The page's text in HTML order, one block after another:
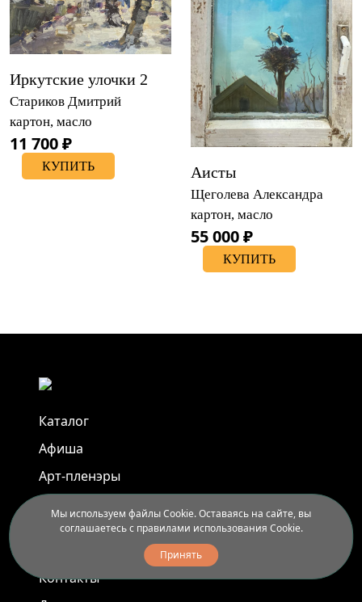
Иркутские улочки 2
Стариков Дмитрий
картон, масло
11 700 ₽
КУПИТЬ Аисты
Щеголева Александра
картон, масло
55 000 ₽
КУПИТЬ
Каталог
Афиша
Арт-пленэры
Контакты
Мы используем файлы Cookie. Оставаясь на сайте, вы
соглашаетесь с правилами использования Cookie.
Принять